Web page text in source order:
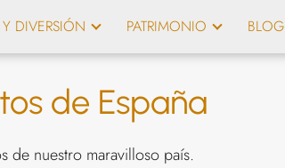
DIVERSIÓN PATRIMONIO BLOG
de España
de nuestro maravilloso país.